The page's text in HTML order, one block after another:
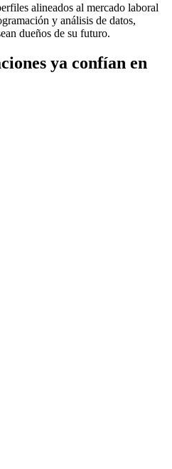
alineados al mercado laboral
y análisis de datos,
dueños de su futuro.
ya confían en